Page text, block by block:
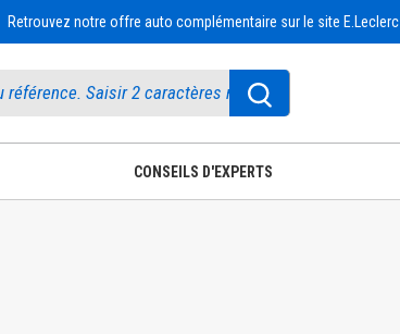
Retrouvez notre offre auto complémentaire sur le site E.Leclerc
CONSEILS D'EXPERTS